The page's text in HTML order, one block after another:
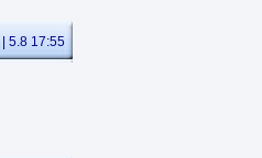
| 5.8 17:55